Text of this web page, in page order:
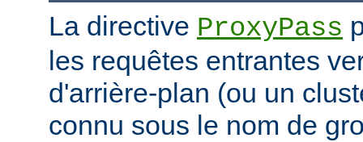
La directive ProxyPass
les requêtes entrantes
d'arrière-plan (ou un
connu sous le nom de